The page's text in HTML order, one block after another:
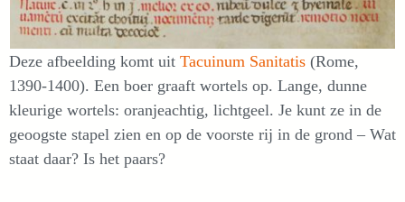
Deze afbeelding komt uit Tacuinum Sanitatis (Rome,
1390-1400). Een boer graaft wortels op. Lange, dunne
kleurige wortels: oranjeachtig, lichtgeel. Je kunt ze in de
geoogste stapel zien en op de voorste rij in de grond – Wat
staat daar? Is het paars?